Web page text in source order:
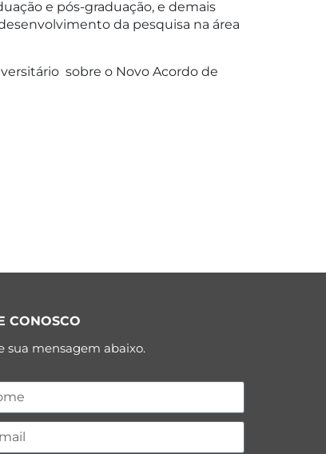
e pós-graduação, e demais
da pesquisa na área
sobre o Novo Acordo de
CONOSCO
sua mensagem abaixo.